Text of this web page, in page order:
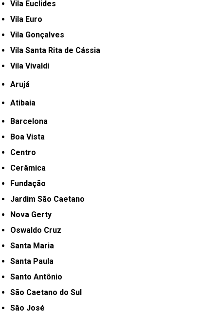
Vila Euclides
Vila Euro
Vila Gonçalves
Vila Santa Rita de Cássia
Vila Vivaldi
Arujá
Atibaia
Barcelona
Boa Vista
Centro
Cerâmica
Fundação
Jardim São Caetano
Nova Gerty
Oswaldo Cruz
Santa Maria
Santa Paula
Santo Antônio
São Caetano do Sul
São José